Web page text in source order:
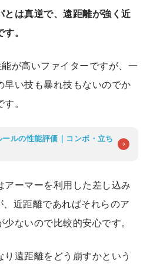
とは真逆で、遠距離が強く近
。
が高いファイターですが、一
早い技も暴れ技もないのでか
。
ールの性能評価｜コンボ・立ち
ーマーを利用した差し込み
近距離であればそれらのア
ないので比較的安心です。
遠距離をどう崩すかという